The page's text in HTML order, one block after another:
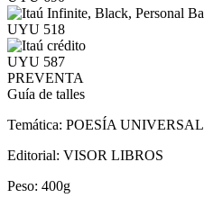
UYU 518
UYU 587
PREVENTA
Guía de talles
Temática: POESÍA UNIVERSAL
Editorial: VISOR LIBROS
Peso: 400g